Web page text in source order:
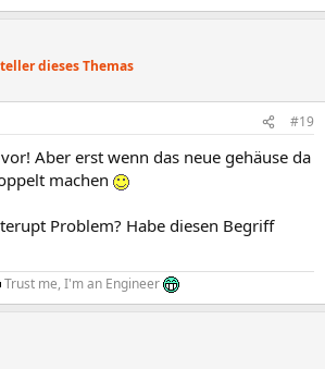
dieses Themas
#19
Aber erst wenn das neue gehäuse da
machen
Problem? Habe diesen Begriff
Trust me, I'm an Engineer